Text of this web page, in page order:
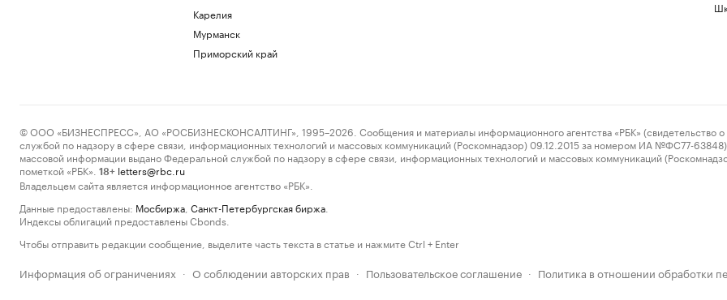
Карелия
Мурманск
Приморский край
© ООО «БИЗНЕСПРЕСС», АО «РОСБИЗНЕСКОНСАЛТИНГ», 1995–2026. Сообщения и материалы информационного агентства «РБК» (свидетельство о
службой по надзору в сфере связи, информационных технологий и массовых коммуникаций (Роскомнадзор) 09.12.2015 за номером ИА №ФС77-63848)
массовой информации выдано Федеральной службой по надзору в сфере связи, информационных технологий и массовых коммуникаций
пометкой «РБК».
18+ letters@rbc.ru
Владельцем сайта является информационное агентство «РБК».
Данные предоставлены: Мосбиржа Санкт-Петербургская биржа
Индексы облигаций предоставлены Cbonds.
Чтобы отправить редакции сообщение, выделите часть текста в статье и нажмите Ctrl + Enter
Информация об ограничениях · О соблюдении авторских прав · Пользовательское соглашение · Политика в отношении обработки